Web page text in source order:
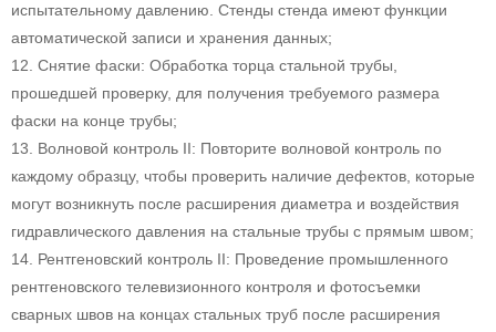
испытательному давлению. Стенды стенда имеют функции
автоматической записи и хранения данных;
12. Снятие фаски: Обработка торца стальной трубы,
прошедшей проверку, для получения требуемого размера
фаски на конце трубы;
13. Волновой контроль II: Повторите волновой контроль по
каждому образцу, чтобы проверить наличие дефектов, которые
могут возникнуть после расширения диаметра и воздействия
гидравлического давления на стальные трубы с прямым швом;
14. Рентгеновский контроль II: Проведение промышленного
рентгеновского телевизионного контроля и фотосъемки
сварных швов на концах стальных труб после расширения